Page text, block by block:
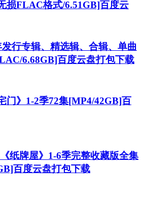
损FLAC格式/6.51GB]百度云
发行专辑、精选辑、合辑、单曲
6.68GB]百度云盘打包下载
门》1-2季72集[MP4/42GB]百
纸牌屋》1-6季完整收藏版全集
百度云盘打包下载